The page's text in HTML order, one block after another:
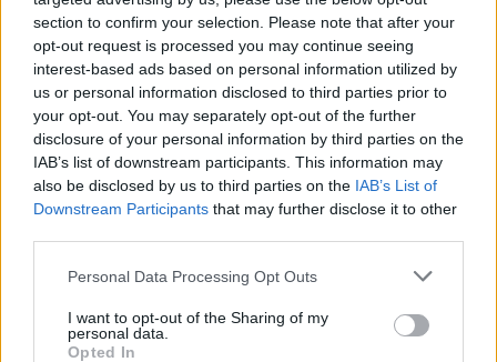
section to confirm your selection. Please note that after your
opt-out request is processed you may continue seeing
interest-based ads based on personal information utilized by
us or personal information disclosed to third parties prior to
your opt-out. You may separately opt-out of the further
disclosure of your personal information by third parties on the
IAB’s list of downstream participants. This information may
also be disclosed by us to third parties on the IAB’s List of
Downstream Participants that may further disclose it to other
Personal Data Processing Opt Outs
I want to opt-out of the Sharing of my
personal data.
Opted In
VMI viešina karščiausias deklaracijas: tarp
šalies vadovų – aiškus lyderis
Verslas 2026-06-30